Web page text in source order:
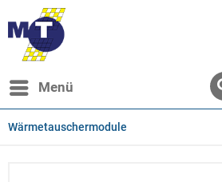
Menü
Wärmetauschermodule